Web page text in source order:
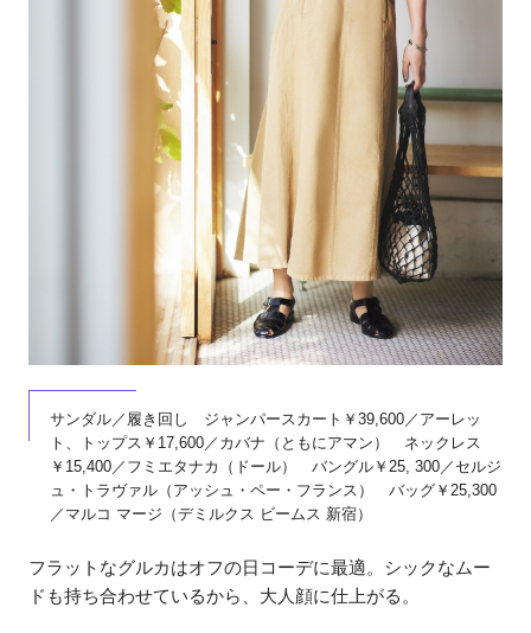
サンダル／履き回し ジャンパースカート￥39,600／アーレッ
ト、トップス￥17,600／カバナ（ともにアマン） ネックレス
￥15,400／フミエタナカ（ドール） バングル￥25, 300／セルジ
ュ・トラヴァル（アッシュ・ペー・フランス） バッグ￥25,300
／マルコ マージ（デミルクス ビームス 新宿）
フラットなグルカはオフの日コーデに最適。シックなムー
ドも持ち合わせているから、大人顔に仕上がる。